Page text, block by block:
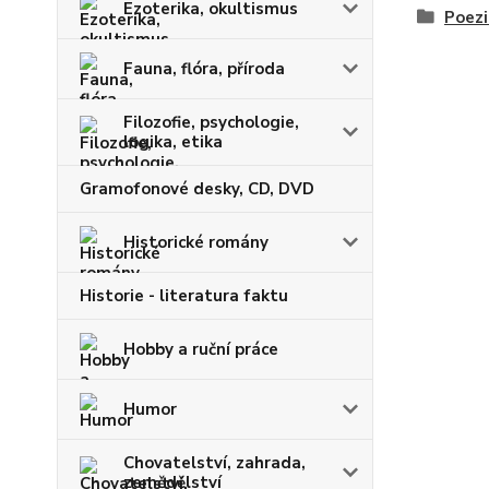
Ezoterika, okultismus
Fauna, flóra, příroda
Filozofie, psychologie,
logika, etika
Gramofonové desky, CD, DVD
Historické romány
Historie - literatura faktu
Hobby a ruční práce
Humor
Chovatelství, zahrada,
zemědělství